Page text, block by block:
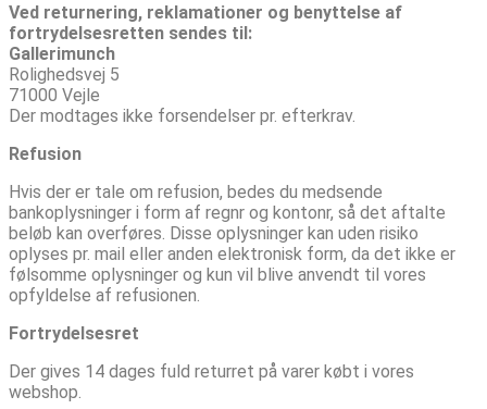
Ved returnering, reklamationer og benyttelse af
fortrydelsesretten sendes til:
Gallerimunch
Rolighedsvej 5
71000 Vejle
Der modtages ikke forsendelser pr. efterkrav.
Refusion
Hvis der er tale om refusion, bedes du medsende
bankoplysninger i form af regnr og kontonr, så det aftalte
beløb kan overføres. Disse oplysninger kan uden risiko
oplyses pr. mail eller anden elektronisk form, da det ikke er
følsomme oplysninger og kun vil blive anvendt til vores
opfyldelse af refusionen.
Fortrydelsesret
Der gives 14 dages fuld returret på varer købt i vores
webshop.